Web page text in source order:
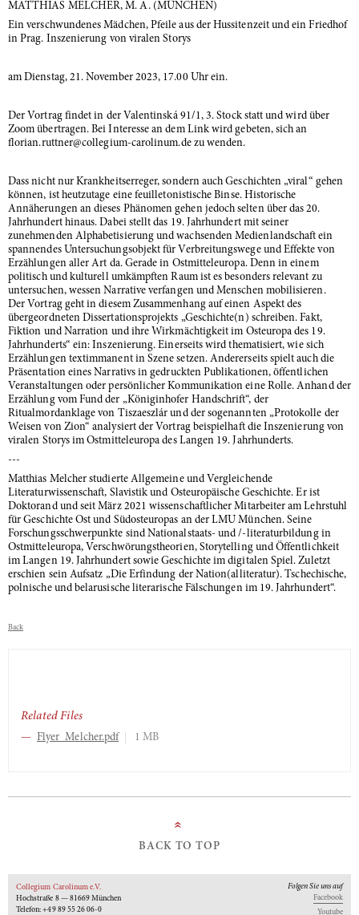
MATTHIAS MELCHER, M. A. (MÜNCHEN)
Ein verschwundenes Mädchen, Pfeile aus der Hussitenzeit und ein Friedhof
in Prag. Inszenierung von viralen Storys
am Dienstag, 21. November 2023, 17.00 Uhr ein.
Der Vortrag findet in der Valentinská 91/1, 3. Stock statt und wird über
Zoom übertragen. Bei Interesse an dem Link wird gebeten, sich an
florian.ruttner@collegium-carolinum.de zu wenden.
Dass nicht nur Krankheitserreger, sondern auch Geschichten „viral“ gehen
können, ist heutzutage eine feuilletonistische Binse. Historische
Annäherungen an dieses Phänomen gehen jedoch selten über das 20.
Jahrhundert hinaus. Dabei stellt das 19. Jahrhundert mit seiner
zunehmenden Alphabetisierung und wachsenden Medienlandschaft ein
spannendes Untersuchungsobjekt für Verbreitungswege und Effekte von
Erzählungen aller Art da. Gerade in Ostmitteleuropa. Denn in einem
politisch und kulturell umkämpften Raum ist es besonders relevant zu
untersuchen, wessen Narrative verfangen und Menschen mobilisieren.
Der Vortrag geht in diesem Zusammenhang auf einen Aspekt des
übergeordneten Dissertationsprojekts „Geschichte(n) schreiben. Fakt,
Fiktion und Narration und ihre Wirkmächtigkeit im Osteuropa des 19.
Jahrhunderts“ ein: Inszenierung. Einerseits wird thematisiert, wie sich
Erzählungen textimmanent in Szene setzen. Andererseits spielt auch die
Präsentation eines Narrativs in gedruckten Publikationen, öffentlichen
Veranstaltungen oder persönlicher Kommunikation eine Rolle. Anhand der
Erzählung vom Fund der „Königinhofer Handschrift“, der
Ritualmordanklage von Tiszaeszlár und der sogenannten „Protokolle der
Weisen von Zion“ analysiert der Vortrag beispielhaft die Inszenierung von
viralen Storys im Ostmitteleuropa des Langen 19. Jahrhunderts.
---
Matthias Melcher studierte Allgemeine und Vergleichende
Literaturwissenschaft, Slavistik und Osteuropäische Geschichte. Er ist
Doktorand und seit März 2021 wissenschaftlicher Mitarbeiter am Lehrstuhl
für Geschichte Ost und Südosteuropas an der LMU München. Seine
Forschungsschwerpunkte sind Nationalstaats- und /-literaturbildung in
Ostmitteleuropa, Verschwörungstheorien, Storytelling und Öffentlichkeit
im Langen 19. Jahrhundert sowie Geschichte im digitalen Spiel. Zuletzt
erschien sein Aufsatz „Die Erfindung der Nation(alliteratur). Tschechische,
polnische und belarusische literarische Fälschungen im 19. Jahrhundert“.
Back
Related Files
Flyer_Melcher.pdf 1 MB
»
BACK TO TOP
Collegium Carolinum e.V.
Hochstraße 8 — 81669 München
Telefon: +49 89 55 26 06-0
Folgen Sie uns auf
Facebook
Youtube